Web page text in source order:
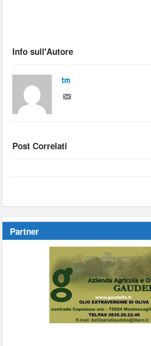
Info sull'Autore
tm
Post Correlati
Partner